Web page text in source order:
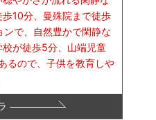
10分、曼殊院まで徒歩
で、自然豊かで閑静な
が徒歩5分、山端児童
るので、子供を教育しや